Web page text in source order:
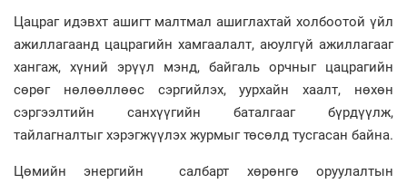
Цацраг идэвхт ашигт малтмал ашиглахтай холбоотой үйл
ажиллагаанд цацрагийн хамгаалалт, аюулгүй ажиллагааг
хангаж, хүний эрүүл мэнд, байгаль орчныг цацрагийн
сөрөг нөлөөллөөс сэргийлэх, уурхайн хаалт, нөхөн
сэргээлтийн санхүүгийн баталгааг бүрдүүлж,
тайлагналтыг хэрэгжүүлэх журмыг төсөлд тусгасан байна.
Цөмийн энергийн салбарт хөрөнгө оруулалтын